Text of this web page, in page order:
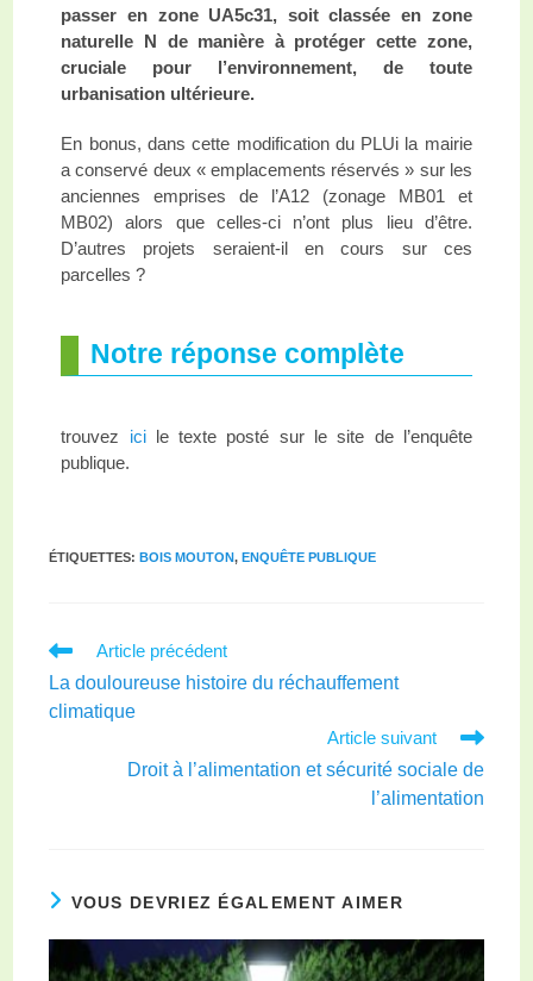
passer en zone UA5c31, soit classée en zone
naturelle N de manière à protéger cette zone,
cruciale pour l’environnement, de toute
urbanisation ultérieure.
En bonus, dans cette modification du PLUi la mairie
a conservé deux « emplacements réservés » sur les
anciennes emprises de l’A12 (zonage MB01 et
MB02) alors que celles-ci n’ont plus lieu d’être.
D’autres projets seraient-il en cours sur ces
parcelles ?
Notre réponse complète
trouvez icile texte posté sur le site de l’enquête
publique.
ÉTIQUETTES:BOIS MOUTON, ENQUÊTE PUBLIQUE
Article précédent
La douloureuse histoire du réchauffement
climatique
Article suivant
Droit à l’alimentation et sécurité sociale de
l’alimentation
VOUS DEVRIEZ ÉGALEMENT AIMER